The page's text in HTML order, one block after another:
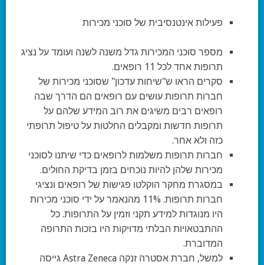
פעילות אינטנסיבית של סוכני מכירות
מספר סוכני המכירות גדל משנה לשנה ועומד על נציג
תרופות אחד לכל 11 רופאים.
סקרים הראו ש"שיחות עדכון" שסוכני מכירות של
חברות תרופות עושים עם רופאים הם הדרך שבה
רופאים רבים משיגים את רוב המידע שלהם על
תרופות חדשות ומקבלים החלטות על טיפול תרופתי
כזה ולא אחר.
חברות תרופות משלמות לרופאים כדי שיתנו לסוכני
מכירות שלהן להיות נוכחים בזמן בדיקת החולים.
במסגרת מחקר הוקלטו פגישות של רופאים ונציגי
חברות תרופות. 11% מהנאמר על ידי סוכני מכירות
היו מנוגדות למידע תקני וזמין על התרופות. כל
ההתבטאויות הבלתי מדויקות היו בזכות התרופה
המדוברת.
למשל, חברת אסטרה זנקה Astra Zeneca גייסה